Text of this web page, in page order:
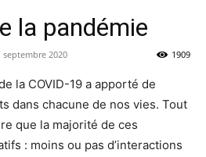
la pandémie
septembre 2020 1909
la COVID-19 a apporté de
dans chacune de nos vies. Tout
que la majorité de ces
: moins ou pas d’interactions